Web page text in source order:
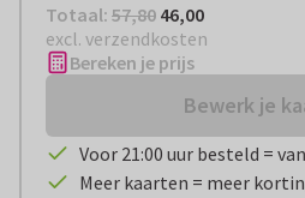
Totaal: € 46,00
Totaal: 57,80 46,00
excl. verzendkosten
Bereken je prijs
Bewerk je
Voor 21:00 uur besteld =
Meer kaarten = meer